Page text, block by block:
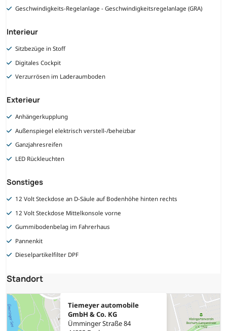
Geschwindigkeits-Regelanlage - Geschwindigkeitsregelanlage (GRA)
Interieur
Sitzbezüge in Stoff
Digitales Cockpit
Verzurrösen im Laderaumboden
Exterieur
Anhängerkupplung
Außenspiegel elektrisch verstell-/beheizbar
Ganzjahresreifen
LED Rückleuchten
Sonstiges
12 Volt Steckdose an D-Säule auf Bodenhöhe hinten rechts
12 Volt Steckdose Mittelkonsole vorne
Gummibodenbelag im Fahrerhaus
Pannenkit
Dieselpartikelfilter DPF
Standort
Tiemeyer automobile
GmbH & Co. KG
Ümminger Straße 84